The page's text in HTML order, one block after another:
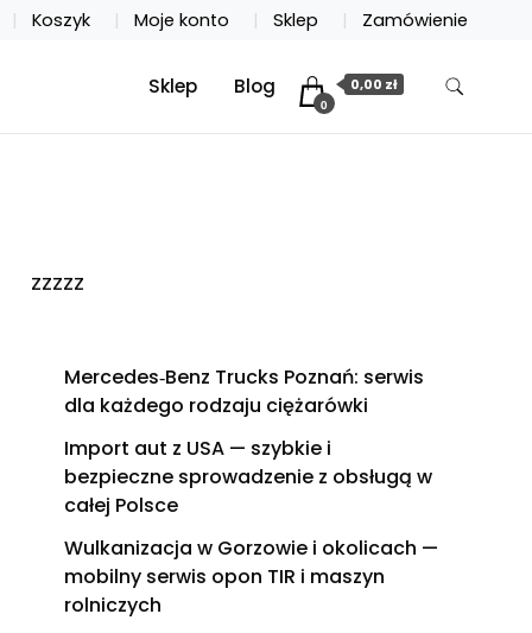
Koszyk Moje konto Sklep Zamówienie
Sklep Blog
0
0,00 zł
zzzzz
Mercedes‑Benz Trucks Poznań: serwis
dla każdego rodzaju ciężarówki
Import aut z USA — szybkie i
bezpieczne sprowadzenie z obsługą w
całej Polsce
Wulkanizacja w Gorzowie i okolicach —
mobilny serwis opon TIR i maszyn
rolniczych